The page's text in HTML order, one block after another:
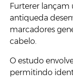
Furterer lançam
antiqueda
marcadores
cabelo.
O estudo
permitindo